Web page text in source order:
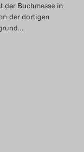
der Buchmesse in
der dortigen
…